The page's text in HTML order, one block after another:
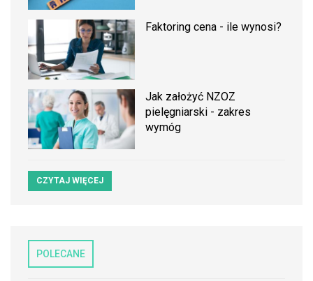
Faktoring cena - ile wynosi?
Jak założyć NZOZ
pielęgniarski - zakres
wymóg
CZYTAJ WIĘCEJ
POLECANE